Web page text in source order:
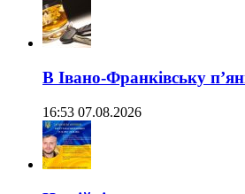
В Івано-Франківську
16:53 07.08.2026